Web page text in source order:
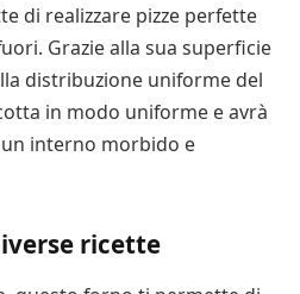
di realizzare pizze perfette
Grazie alla sua superficie
distribuzione uniforme del
in modo uniforme e avrà
interno morbido e
ricette